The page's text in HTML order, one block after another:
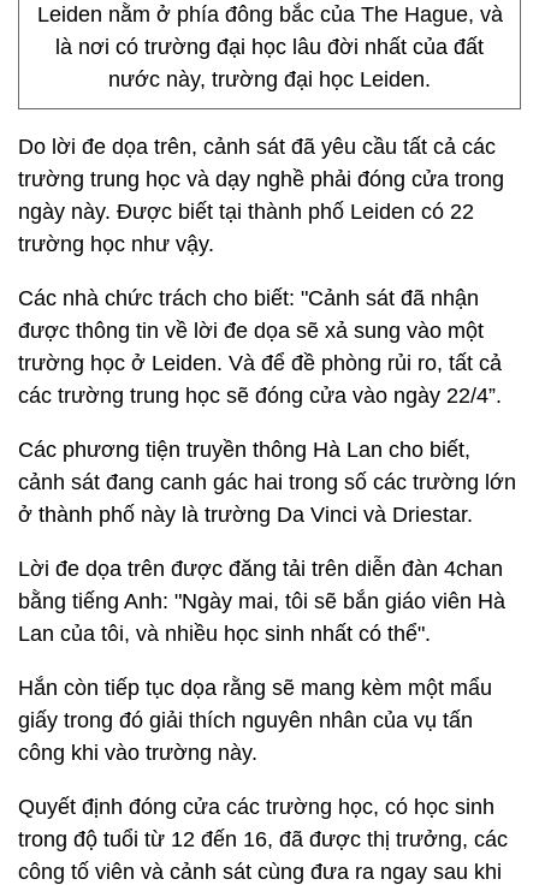
Leiden nằm ở phía đông bắc của The Hague, và
là nơi có trường đại học lâu đời nhất của đất
nước này, trường đại học Leiden.
Do lời đe dọa trên, cảnh sát đã yêu cầu tất cả các
trường trung học và dạy nghề phải đóng cửa trong
ngày này. Được biết tại thành phố Leiden có 22
trường học như vậy.
Các nhà chức trách cho biết: "Cảnh sát đã nhận
được thông tin về lời đe dọa sẽ xả sung vào một
trường học ở Leiden. Và để đề phòng rủi ro, tất cả
các trường trung học sẽ đóng cửa vào ngày 22/4”.
Các phương tiện truyền thông Hà Lan cho biết,
cảnh sát đang canh gác hai trong số các trường lớn
ở thành phố này là trường Da Vinci và Driestar.
Lời đe dọa trên được đăng tải trên diễn đàn 4chan
bằng tiếng Anh: "Ngày mai, tôi sẽ bắn giáo viên Hà
Lan của tôi, và nhiều học sinh nhất có thể".
Hắn còn tiếp tục dọa rằng sẽ mang kèm một mẩu
giấy trong đó giải thích nguyên nhân của vụ tấn
công khi vào trường này.
Quyết định đóng cửa các trường học, có học sinh
trong độ tuổi từ 12 đến 16, đã được thị trưởng, các
công tố viên và cảnh sát cùng đưa ra ngay sau khi